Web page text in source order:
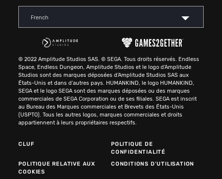
French
© 2022 Amplitude Studios SAS. © SEGA. Tous droits réservés. Endless
Space, Endless Dungeon, Amplitude Studios et le logo d'Amplitude
Studios sont des marques déposées d'Amplitude Studios SAS aux
États-Unis et dans d'autres pays. HUMANKIND, le logo HUMANKIND,
SEGA et le logo SEGA sont des marques déposées ou des marques
commerciales de SEGA Corporation ou de ses filiales. SEGA est inscrit
au Bureau des Marques commerciales et Brevets des États-Unis
(USPTO). Tous les autres logos, marques commerciales et droits
appartiennent à leurs propriétaires respectifs.
CLUF
POLITIQUE DE
CONFIDENTIALITÉ
POLITIQUE RELATIVE AUX
COOKIES
CONDITIONS D'UTILISATION